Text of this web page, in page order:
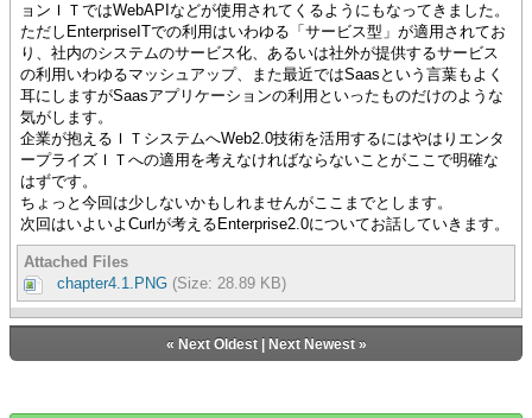
ョンＩＴではWebAPIなどが使用されてくるようにもなってきました。
ただしEnterpriseITでの利用はいわゆる「サービス型」が適用されてお
り、社内のシステムのサービス化、あるいは社外が提供するサービス
の利用いわゆるマッシュアップ、また最近ではSaasという言葉もよく
耳にしますがSaasアプリケーションの利用といったものだけのような
気がします。
企業が抱えるＩＴシステムへWeb2.0技術を活用するにはやはりエンタ
ープライズＩＴへの適用を考えなければならないことがここで明確な
はずです。
ちょっと今回は少しないかもしれませんがここまでとします。
次回はいよいよCurlが考えるEnterprise2.0についてお話していきます。
Attached Files
chapter4.1.PNG (Size: 28.89 KB)
« Next Oldest| Next Newest»